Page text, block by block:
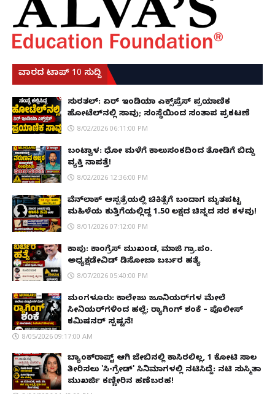
ವಾರದ ಟಾಪ್ 10 ಸುದ್ದಿ
ಸುರತ್ಕಲ್: ಏರ್ ಇಂಡಿಯಾ ಎಕ್ಸ್‌ಪ್ರೆಸ್ ಪ್ರಯಾಣಿಕ
ಹೋಟೆಲ್‌ನಲ್ಲಿ ಸಾವು; ಸಂಸ್ಥೆಯಿಂದ ಸಂತಾಪ ಪ್ರಕಟಣೆ
8/02/2026 06:11:00 PM
ಬಂಟ್ವಾಳ: ಧೋ ಮಳೆಗೆ ಕಾಲುಸಂಕದಿಂದ ತೋಡಿಗೆ ಬಿದ್ದು
ವ್ಯಕ್ತಿ ನಾಪತ್ತೆ!
8/02/2026 12:36:00 PM
ವೆನ್‌ಲಾಕ್ ಆಸ್ಪತ್ರೆಯಲ್ಲಿ ಚಿಕಿತ್ಸೆಗೆ ಬಂದಾಗ ಮೃತಪಟ್ಟ
ಮಹಿಳೆಯ ಕುತ್ತಿಗೆಯಲ್ಲಿದ್ದ ₹1.50 ಲಕ್ಷದ ಚಿನ್ನದ ಸರ ಕಳವು!
8/01/2026 07:12:00 PM
ಕಾಪು: ಕಾಂಗ್ರೆಸ್ ಮುಖಂಡ, ಮಾಜಿ ಗ್ರಾ.ಪಂ.
ಅಧ್ಯಕ್ಷಡೇವಿಡ್ ಡಿಸೋಜಾ ಬರ್ಬರ ಹತ್ಯೆ
8/07/2026 05:40:00 PM
ಮಂಗಳೂರು: ಕಾಲೇಜು ಜೂನಿಯರ್‌ಗಳ ಮೇಲೆ
ಸೀನಿಯರ್‌ಗಳಿಂದ ಹಲ್ಲೆ; ರ‌್ಯಾಗಿಂಗ್ ಶಂಕೆ – ಪೊಲೀಸ್
ಕಮಿಷನರ್ ಸ್ಪಷ್ಟನೆ!
8/05/2026 09:17:00 AM
ಬ್ಯಾಂಕ್‌ರಾಪ್ಟ್‌ ಆಗಿ ಜೇಬಿನಲ್ಲಿ ಕಾಸಿರಲಿಲ್ಲ, ₹1 ಕೋಟಿ ಸಾಲ
ತೀರಿಸಲು 'ಸಿ-ಗ್ರೇಡ್' ಸಿನಿಮಾಗಳಲ್ಲಿ ನಟಿಸಿದ್ದೆ: ನಟಿ ಸುಸ್ಮಿತಾ
ಮುಖರ್ಜಿ ಕಣ್ಣೀರಿನ ಹಣೆಬರಹ!